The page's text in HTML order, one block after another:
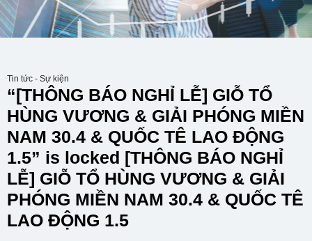
Tin tức - Sự kiện
“[THÔNG BÁO NGHỈ LỄ] GIỖ TỔ
HÙNG VƯƠNG & GIẢI PHÓNG MIỀN
NAM 30.4 & QUỐC TÊ LAO ĐỘNG
1.5” is locked [THÔNG BÁO NGHỈ
LỄ] GIỖ TỔ HÙNG VƯƠNG & GIẢI
PHÓNG MIỀN NAM 30.4 & QUỐC TÊ
LAO ĐỘNG 1.5